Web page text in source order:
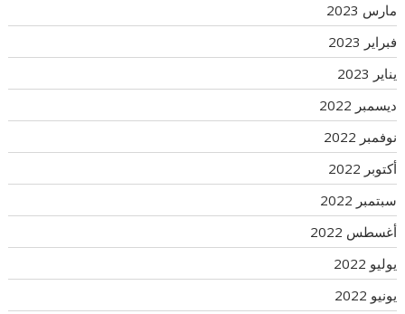
مارس 2023
فبراير 2023
يناير 2023
ديسمبر 2022
نوفمبر 2022
أكتوبر 2022
سبتمبر 2022
أغسطس 2022
يوليو 2022
يونيو 2022